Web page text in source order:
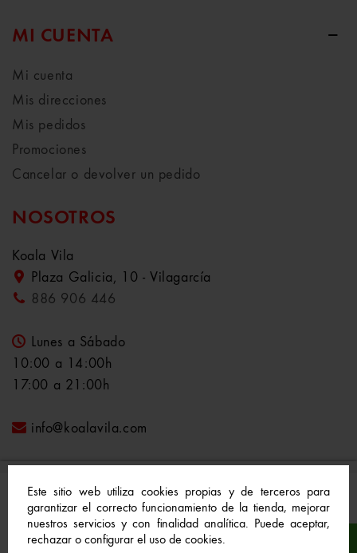
Este sitio web utiliza cookies propias y de terceros para
garantizar el correcto funcionamiento de la tienda, mejorar
nuestros servicios y con finalidad analítica. Puede aceptar,
rechazar o configurar el uso de cookies.
MI CUENTA
Mi cuenta
Mis direcciones
Mis pedidos
Promociones
Cancelar o devolver un pedido
NOSOTROS
Koala Vila
Plaza Galicia, 10 - Vilagarcía
886 906 446
Lunes a Sábado
10:00 a 14:00h
17:00 a 21:00h
info@koalavila.com
© 2021-2022 Koala Vila™. Todos los derechos